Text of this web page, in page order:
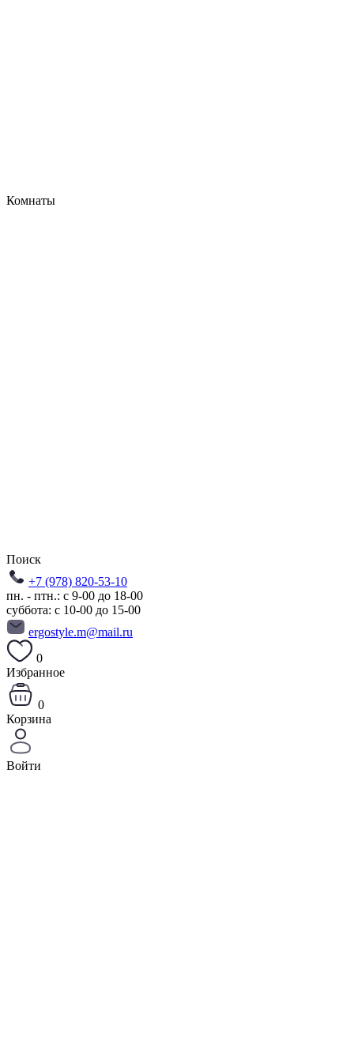
Комнаты
Поиск
+7 (978) 820-53-10
пн. - птн.: с 9-00 до 18-00
суббота: с 10-00 до 15-00
ergostyle.m@mail.ru
0
Избранное
0
Корзина
Войти